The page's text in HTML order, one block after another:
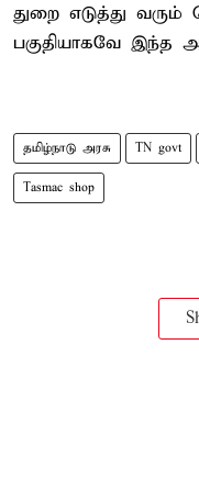
துறை எடுத்து
பகுதியாகவே இந்த
தமிழ்நாடு அரசு TN govt
Tasmac shop